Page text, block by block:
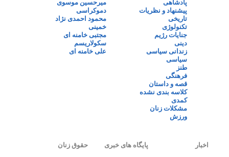
پادشاهی
پیشنهاد و نظریات
تاریخی
تکنولوژی
جنایات رژیم
دینی
زندانی سیاسی
سیاسی
طنز
فرهنگی
قصه و داستان
کلاسه بندی نشده
کمدی
مشکلات زنان
ورزش
میرحسین موسوی
دموکراسی
محمود احمدی نژاد
خمینی
مجتبی خامنه ای
سکولاریسم
علی خامنه ای
اخبار پایگاه های خبری حقوق زنان